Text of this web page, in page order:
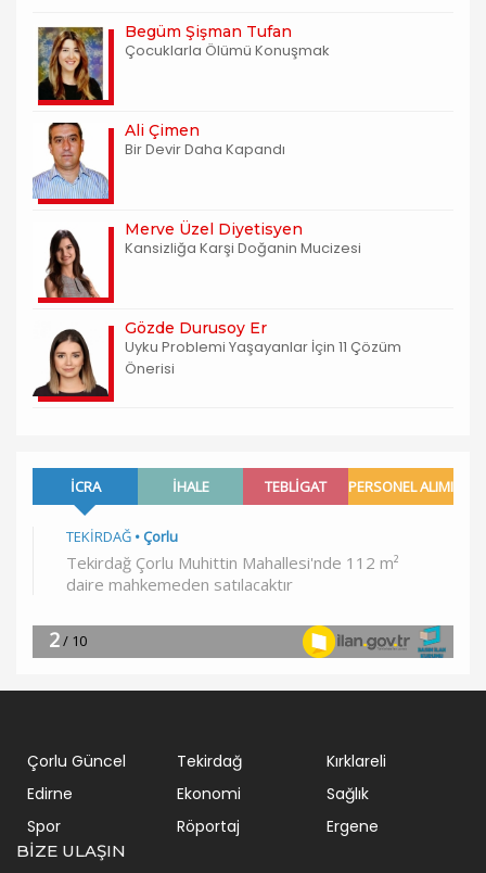
Begüm Şişman Tufan
Çocuklarla Ölümü Konuşmak
Ali Çimen
Bir Devir Daha Kapandı
Merve Üzel Diyetisyen
Kansizliğa Karşi Doğanin Mucizesi
Gözde Durusoy Er
Uyku Problemi Yaşayanlar İçin 11 Çözüm
Önerisi
Çorlu Güncel Tekirdağ
Kırklareli
Edirne
Ekonomi
Sağlık
Spor
Röportaj Ergene
BIZE ULAŞIN